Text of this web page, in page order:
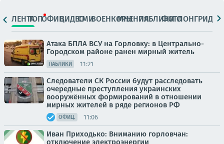
ЛЕНТАТОПОФИЦ.ВИДЕОСМИВОЕНКОРЫМНЕНИЯПАБЛИКИ
ФОТОЛОНГРИДЫ
Атака БПЛА ВСУ на Горловку: в Центрально-
Городском районе ранен мирный житель
ПАБЛИКИ 11:21
Следователи СК России будут расследовать
очередные преступления украинских
вооружённых формирований в отношении
мирных жителей в ряде регионов РФ
ОФИЦ. 11:06
Иван Приходько: Вниманию горловчан:
отключение электроэнергии